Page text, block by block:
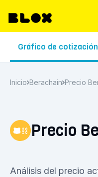
Gráfico de cotización
Inicio Berachain Precio
Precio
Análisis del precio